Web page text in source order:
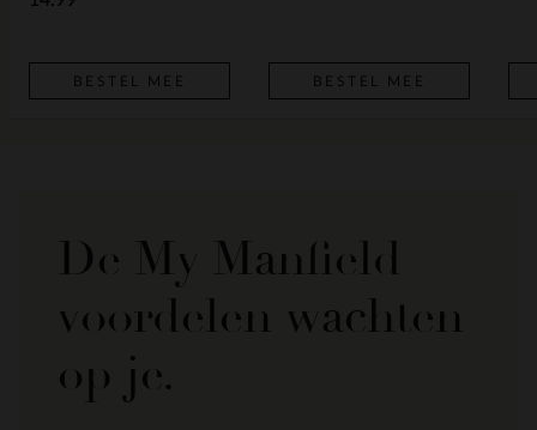
BESTEL MEE BESTEL MEE
De My Manfield
voordelen wachten
op je.